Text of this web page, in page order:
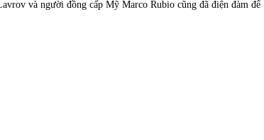
và người đồng cấp Mỹ Marco Rubio cũng đã điện đàm để